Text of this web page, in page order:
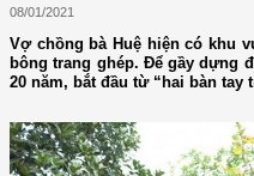
08/01/2021
Vợ chồng bà Huệ hiện có khu
bông trang ghép. Để gầy dựng
20 năm, bắt đầu từ “hai bàn tay